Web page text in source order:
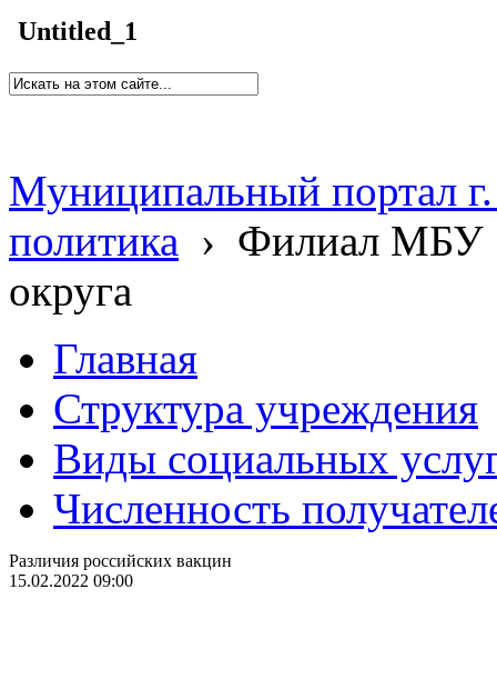
Untitled_1
Муниципальный портал
политика › Филиал МБУ
округа
Главная
Структура учреждения
Виды социальных
Численность
Различия российских вакцин
15.02.2022 09:00